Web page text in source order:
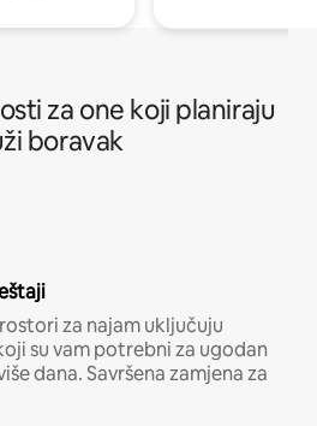
za one koji planiraju
boravak
za najam uključuju
su vam potrebni za ugodan
dana. Savršena zamjena za